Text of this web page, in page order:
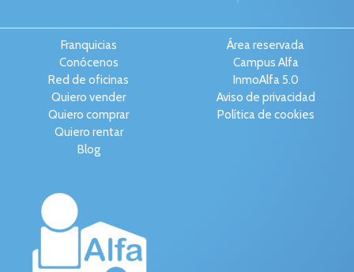
Franquicias
Conócenos
Red de oficinas
Quiero vender
Quiero comprar
Quiero rentar
Blog
Área reservada
Campus Alfa
InmoAlfa 5.0
Aviso de privacidad
Política de cookies